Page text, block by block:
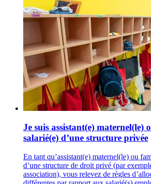
Je suis assistant(e) maternel(le)
salarié(e) d’une structure privée
En tant qu’assistant(e) maternel(le) ou
d’une structure de droit privé (par
association), vous relevez de règles